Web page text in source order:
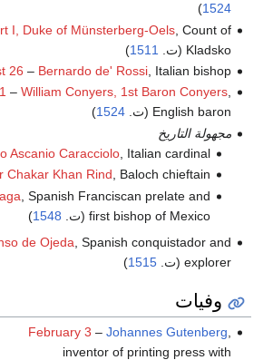
1524
)
I, Duke of Münsterberg-Oels, Count of
Kladsko (ت.
1511
)
26 – Bernardo de' Rossi, Italian bishop (ت.
– William Conyers, 1st Baron Conyers,
English baron (ت.
1524
)
مجهولة التاريخ
Ascanio Caracciolo , Italian cardinal (ت.
Chakar Khan Rind , Baloch chieftain (ت.
, Spanish Franciscan prelate and
first bishop of Mexico (ت.
1548
)
de Ojeda , Spanish conquistador and
explorer (ت.
1515
)
وفيات
February 3 – Johannes Gutenberg
inventor of printing press with